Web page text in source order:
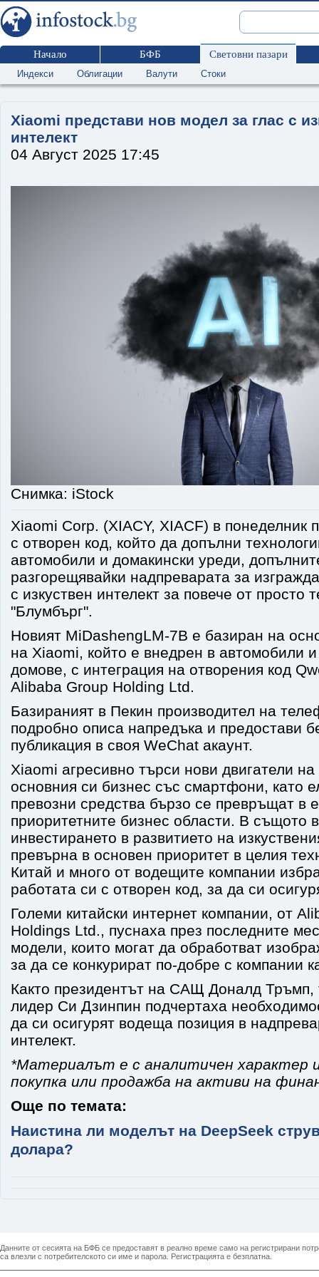
Начало БФБ Световни пазари
Индекси Облигации Валути Стоки
Xiaomi представи нов модел за глас с
интелект
04 Август 2025 17:45
Снимка: iStock
Xiaomi Corp. (XIACY, XIACF) в понеделник
с отворен код, който да допълни
автомобили и домакински уреди,
разгорещявайки надпреварата за
с изкуствен интелект за повече от просто
"Блумбърг".
Новият MiDashengLM-7B е базиран на
на Xiaomi, който е внедрен в автомобили
домове, с интеграция на отворения код
Alibaba Group Holding Ltd.
Базираният в Пекин производител на
подробно описа напредъка и предостави
публикация в своя WeChat акаунт.
Xiaomi агресивно търси нови двигатели
основния си бизнес със смартфони, като
превозни средства бързо се превръщат в
приоритетните бизнес области. В същото
инвестирането в развитието на
превърна в основен приоритет в целия
Китай и много от водещите компании
работата си с отворен код, за да си
Големи китайски интернет компании, от
Holdings Ltd., пуснаха през последните
модели, които могат да обработват
за да се конкурират по-добре с компании
Както президентът на САЩ Доналд Тръмп,
лидер Си Дзинпин подчертаха
да си осигурят водеща позиция в
интелект.
*Материалът е с аналитичен характер
покупка или продажба на активи на
Още по темата:
Наистина ли моделът на DeepSeek
долара?
Данните от сесията на БФБ се предоставят в реално време само на регистрирани
са влезли с потребителското си име и парола. Регистрацията е безплатна.